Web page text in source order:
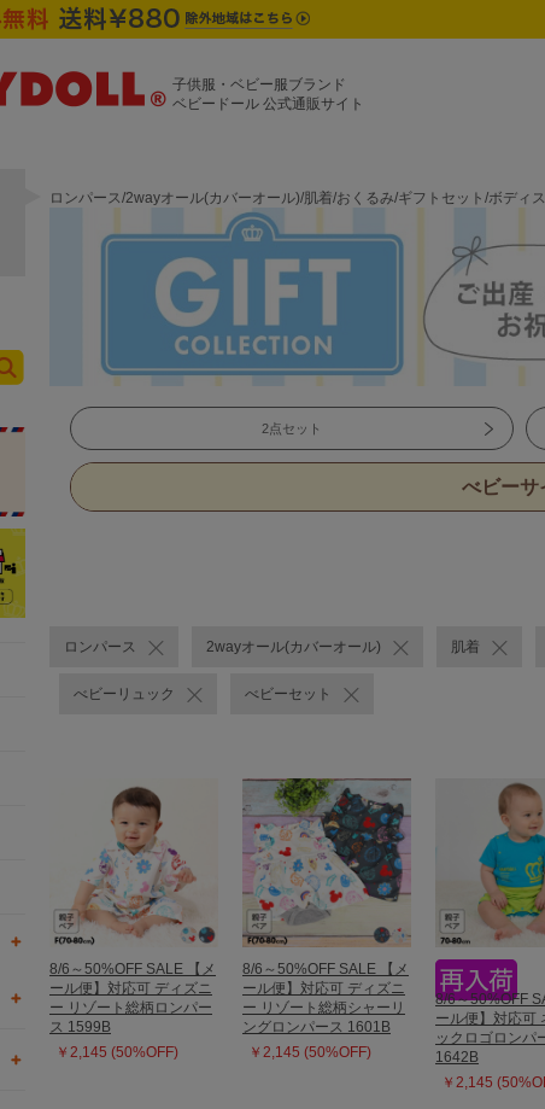
子供服・ベビー服ブランド
ベビードール 公式通販サイト
ロンパース/2wayオール(カバーオール)/肌着/おくるみ/ギフトセット/ボディ
2点セット
べビーサ
ロンパース 2wayオール(カバーオール) 肌着
べビーリュック べビーセット
8/6～50%OFF SALE 【メ
ール便】対応可 ディズニ
ー リゾート総柄ロンパー
ス 1599B
￥2,145 (50%OFF)
8/6～50%OFF SALE 【メ
ール便】対応可 ディズニ
ー リゾート総柄シャーリ
ングロンパース 1601B
￥2,145 (50%OFF)
8/6～50%OFF
ール便】対応可
ックロゴロンパ
1642B
￥2,145